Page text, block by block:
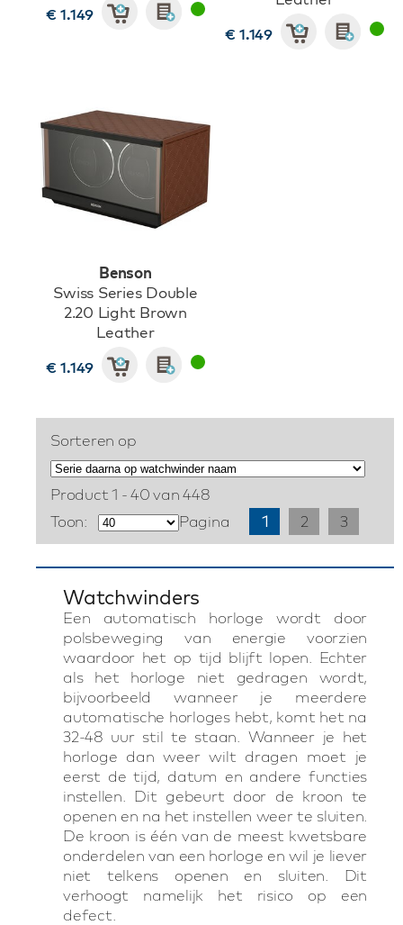
€ 1.149
€ 1.149
Benson
Swiss Series Double
2.20 Light Brown
Leather
€ 1.149
Sorteren op
Product 1 - 40 van 448
Toon:
Pagina 1 2 3
Watchwinders
Een automatisch horloge wordt door
polsbeweging van energie voorzien
waardoor het op tijd blijft lopen. Echter
als het horloge niet gedragen wordt,
bijvoorbeeld wanneer je meerdere
automatische horloges hebt, komt het na
32-48 uur stil te staan. Wanneer je het
horloge dan weer wilt dragen moet je
eerst de tijd, datum en andere functies
instellen. Dit gebeurt door de kroon te
openen en na het instellen weer te sluiten.
De kroon is één van de meest kwetsbare
onderdelen van een horloge en wil je liever
niet telkens openen en sluiten. Dit
verhoogt namelijk het risico op een
defect.